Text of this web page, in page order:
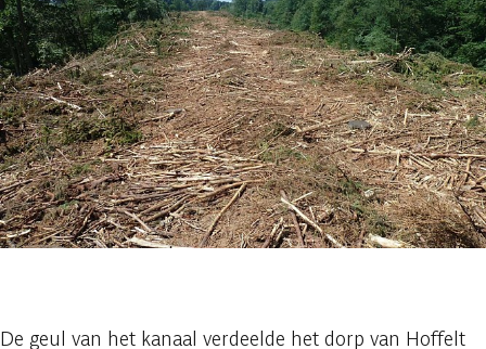
De geul van het kanaal verdeelde het dorp van Hoffelt